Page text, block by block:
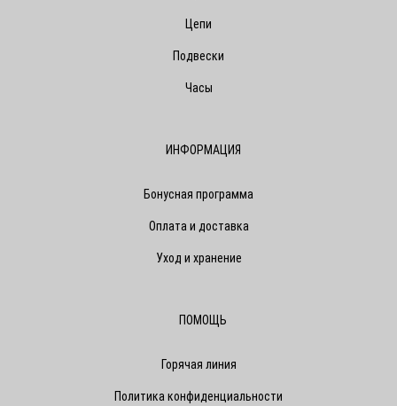
Цепи
Подвески
Часы
ИНФОРМАЦИЯ
Бонусная программа
Оплата и доставка
Уход и хранение
ПОМОЩЬ
Горячая линия
Политика конфиденциальности